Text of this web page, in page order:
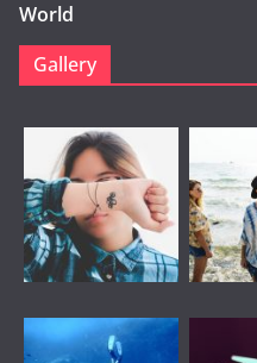
World
Gallery